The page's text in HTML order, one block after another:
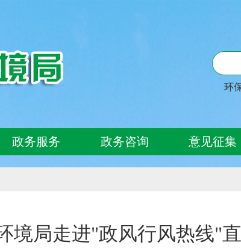
环
政务服务 政务咨询 意见征集
境局走进"政风行风热线"